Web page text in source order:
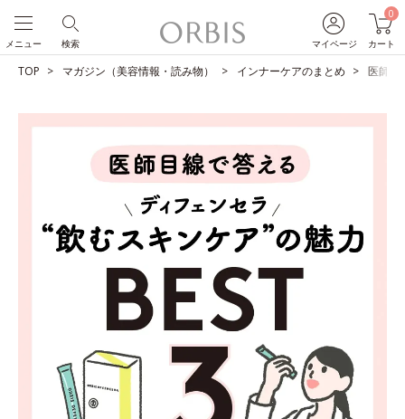
マイページ
0
カート
検索
メニュー
TOP マガジン（美容情報・読み物） インナーケアのまとめ 医師目